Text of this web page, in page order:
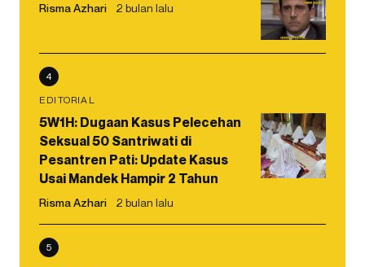
Risma Azhari 2 bulan lalu
4
EDITORIAL
5W1H: Dugaan Kasus Pelecehan
Seksual 50 Santriwati di
Pesantren Pati: Update Kasus
Usai Mandek Hampir 2 Tahun
Risma Azhari 2 bulan lalu
5